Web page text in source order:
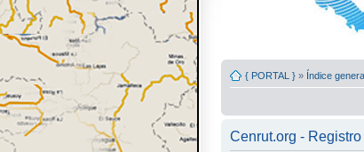
{ PORTAL } » Índice
Cenrut.org - Registro